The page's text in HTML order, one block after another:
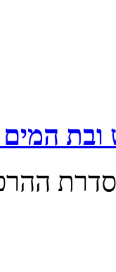
2 - מקדש האור